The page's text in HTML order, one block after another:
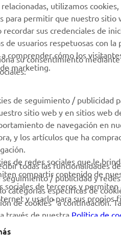
de
País por
Equipos de
Autoescuelas
Robotics
Portal de
técnica para
independientes
Ficha de datos
utilizamos
para permitir que nuestro sitio
recordar sus credenciales de
de usuarios respetuosas con
comprender cómo los
marketing.
su consentimiento
de seguimiento / publicidad
sitio web y en sitios web
de navegación en
y los artículos que ha
de redes sociales que le
compartir contenido de
sociales de terceros y
y usarlo para sus propios
todas las funcionalidades
seguimiento / publicidad y
categorías específicas de
de cookies" a continuación.
través de nuestra Política de
cómo las utilizamos.